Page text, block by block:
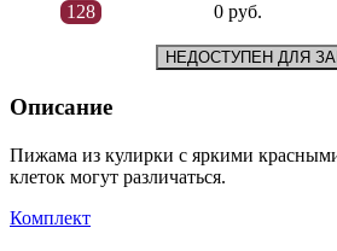
128 0 руб.
НЕДОСТУПЕН ДЛЯ
Описание
Пижама из кулирки с яркими
клеток могут различаться.
Комплект